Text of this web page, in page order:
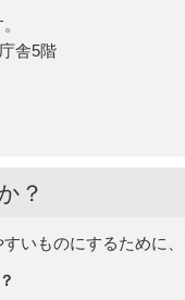
舎5階
？
いものにするために